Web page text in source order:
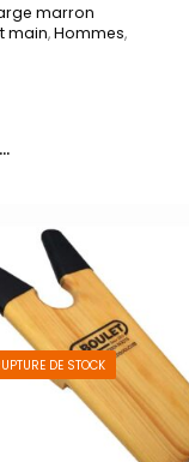
marron
main,Hommes,
DE STOCK